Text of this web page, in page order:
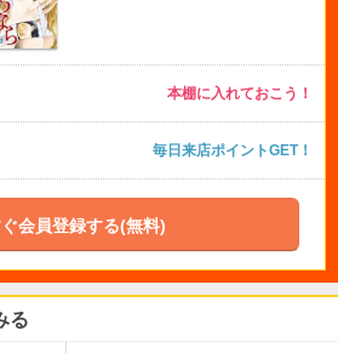
本棚に入れておこう！
毎日来店ポイントGET！
会員登録する(無料)
る